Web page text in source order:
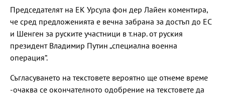
Председателят на ЕК Урсула фон дер Лайен коментира,
че сред предложенията е вечна забрана за достъп до ЕС
и Шенген за руските участници в т.нар. от руския
президент Владимир Путин „специална военна
операция“.
Съгласуването на текстовете вероятно ще отнеме време
-очаква се окончателното одобрение на текстовете да